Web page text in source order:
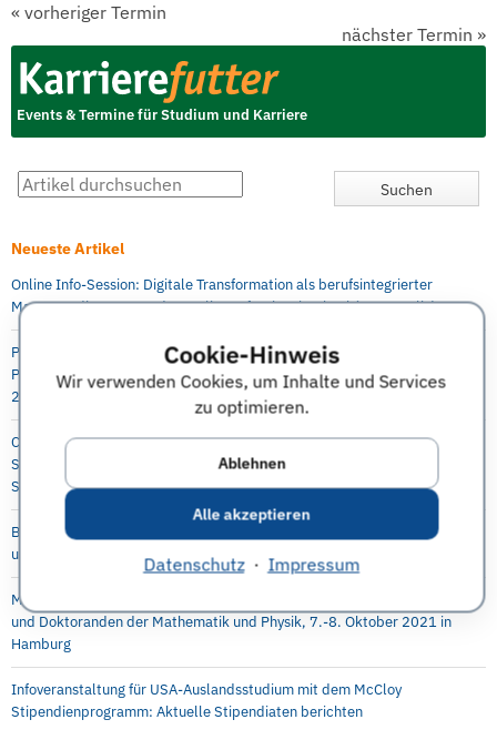
Cookie-Hinweis
Wir verwenden Cookies, um Inhalte und Services
zu optimieren.
Ablehnen
Alle akzeptieren
Datenschutz· Impressum
« vorheriger Termin
nächster Termin »
Events & Termine für Studium und Karriere
Neueste Artikel
Online Info-Session: Digitale Transformation als berufsintegrierter
Masterstudiengang an der Berlin Professional School (HWR Berlin)
P&G Future Female Leaders Event für Studentinnen und Absolventinnen –
Praktika, Abschlussarbeit und Direkteinstieg möglich, 5.-6. Oktober
2021, online
Capgemini Invent: Virtueller Karriere Workshop in Digital Engineering für
Studenten, Absolventen, Doktoranden, Young Professionals 29.
September 2021
Bayer Virtual Workshop Engineering and Technology für Masterstudenten
und Doktoranden, 28. Oktober, 4.+11. November 2021
McKinsey-Event mit interaktivem Workshop für Studenten
und Doktoranden der Mathematik und Physik, 7.-8. Oktober 2021 in
Hamburg
Infoveranstaltung für USA-Auslandsstudium mit dem McCloy
Stipendienprogramm: Aktuelle Stipendiaten berichten